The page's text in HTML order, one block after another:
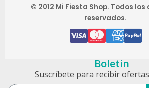
© 2012 Mi Fiesta Shop. Todos los
reservados.
Boletin
Suscríbete para recibir